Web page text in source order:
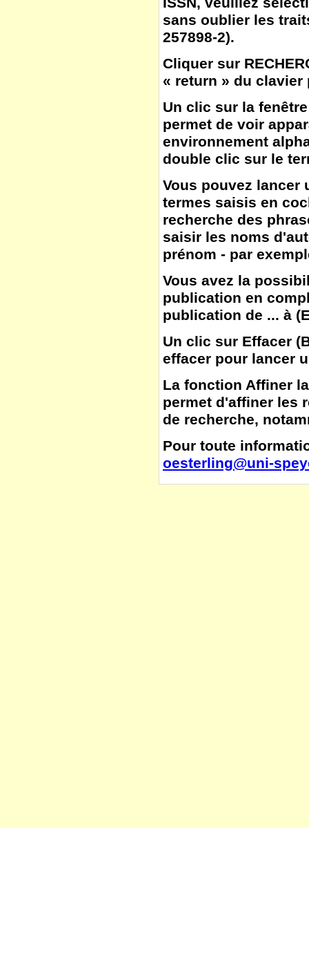
sans oublier les
257898-2).
Cliquer sur
« return » du
Un clic sur la
permet de voir
environnement
double clic sur le
Vous pouvez lancer
termes saisis en
recherche des
saisir les noms
prénom - par
Vous avez la
publication en
publication de ... à (
Un clic sur Effacer (
effacer pour lancer
La fonction Affiner
permet d'affiner les
de recherche,
Pour toute
oesterling@uni-